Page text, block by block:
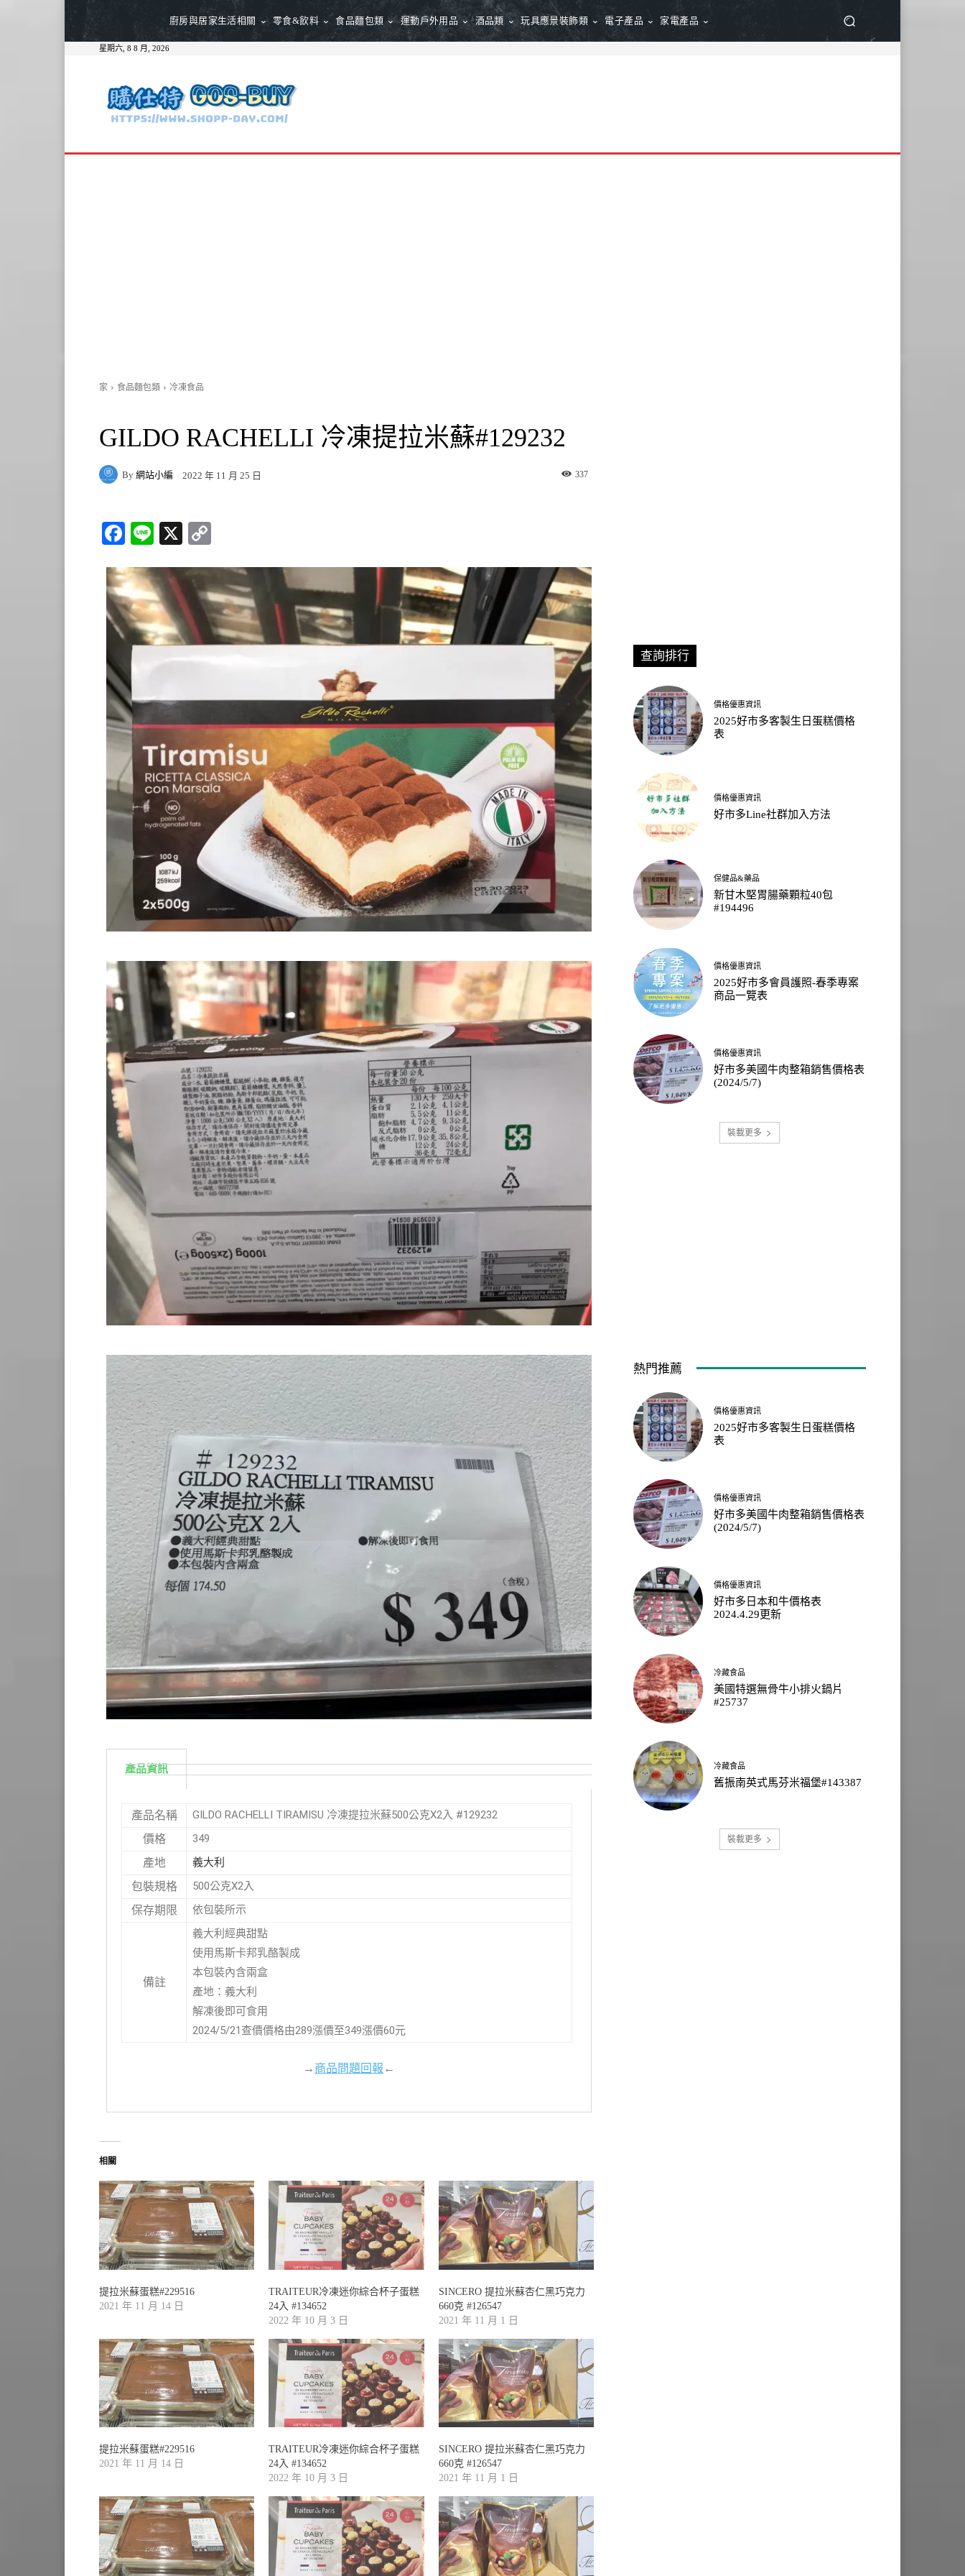
廚房與居家生活相關 零食&飲料 食品麵包類 運動戶外用品 酒品類 玩具應景裝飾類 電子產品 家電產品
星期六, 8 8 月, 2026
家 食品麵包類 冷凍食品
GILDO RACHELLI 冷凍提拉米蘇#129232
By 網站小編 2022 年 11 月 25 日 337
Fa
bo
ok
Li
X
Li
nk
產品資訊
產品名稱 GILDO RACHELLI TIRAMISU 冷凍提拉米蘇500公克X2入 #129232
價格 349
產地 義大利
包裝規格 500公克X2入
保存期限 依包裝所示
備註
義大利經典甜點
使用馬斯卡邦乳酪製成
本包裝內含兩盒
產地：義大利
解凍後即可食用
2024/5/21查價價格由289漲價至349漲價60元
→商品問題回報←
相關
提拉米蘇蛋糕#229516
2021 年 11 月 14 日
TRAITEUR冷凍迷你綜合杯子蛋糕
24入 #134652
2022 年 10 月 3 日
SINCERO 提拉米蘇杏仁黑巧克力
660克 #126547
2021 年 11 月 1 日
提拉米蘇蛋糕#229516
2021 年 11 月 14 日
TRAITEUR冷凍迷你綜合杯子蛋糕
24入 #134652
2022 年 10 月 3 日
SINCERO 提拉米蘇杏仁黑巧克力
660克 #126547
2021 年 11 月 1 日
查詢排行
價格優惠資訊
2025好市多客製生日蛋糕價格
表
價格優惠資訊
好市多Line社群加入方法
保健品&藥品
新甘木堅胃腸藥顆粒40包
#194496
價格優惠資訊
2025好市多會員護照-春季專案
商品一覽表
價格優惠資訊
好市多美國牛肉整箱銷售價格表
(2024/5/7)
裝載更多
熱門推薦
價格優惠資訊
2025好市多客製生日蛋糕價格
表
價格優惠資訊
好市多美國牛肉整箱銷售價格表
(2024/5/7)
價格優惠資訊
好市多日本和牛價格表
2024.4.29更新
冷藏食品
美國特選無骨牛小排火鍋片
#25737
冷藏食品
舊振南英式馬芬米福堡#143387
裝載更多